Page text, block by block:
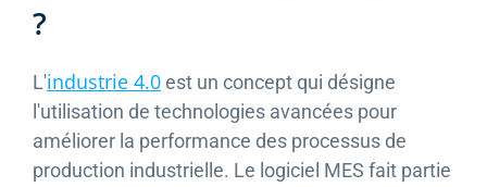
?
L'industrie 4.0est un concept qui désigne
l'utilisation de technologies avancées pour
améliorer la performance des processus de
production industrielle. Le logiciel MES fait partie